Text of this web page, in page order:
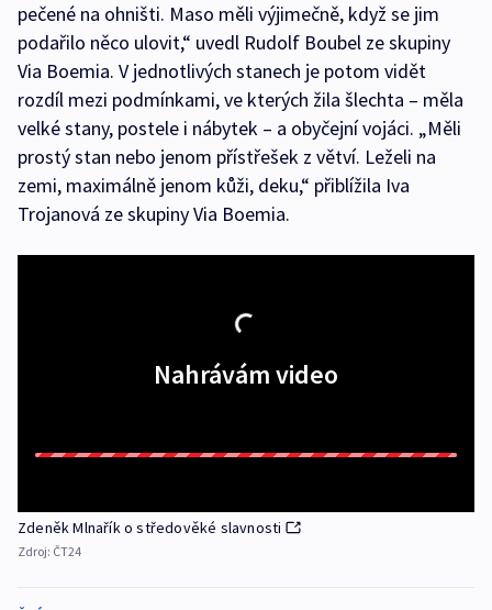
pečené na ohništi. Maso měli výjimečně, když se jim
podařilo něco ulovit,“ uvedl Rudolf Boubel ze skupiny
Via Boemia. V jednotlivých stanech je potom vidět
rozdíl mezi podmínkami, ve kterých žila šlechta – měla
velké stany, postele i nábytek – a obyčejní vojáci. „Měli
prostý stan nebo jenom přístřešek z větví. Leželi na
zemi, maximálně jenom kůži, deku,“ přiblížila Iva
Trojanová ze skupiny Via Boemia.
Nahrávám video
Zdeněk Mlnařík o středověké slavnosti
Zdroj: ČT24